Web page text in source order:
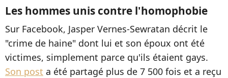
Les hommes unis contre l'homophobie
Sur Facebook, Jasper Vernes-Sewratan décrit le
"crime de haine" dont lui et son époux ont été
victimes, simplement parce qu'ils étaient gays.
Son post a été partagé plus de 7 500 fois et a reçu